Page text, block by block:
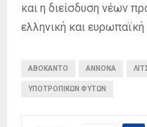
και η διείσδυση νέων
ελληνική και ευρωπαϊκή
ΑΒΟΚΆΝΤΟ ΑΝΝΌΝΑ
ΥΠΟΤΡΟΠΙΚΏΝ ΦΥΤΏΝ